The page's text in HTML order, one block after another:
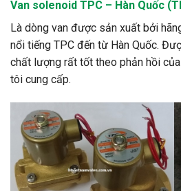
Van solenoid TPC – Hàn Quốc
Là dòng van được sản xuất bởi
nổi tiếng TPC đến từ Hàn Quốc.
chất lượng rất tốt theo phản hồi
tôi cung cấp.